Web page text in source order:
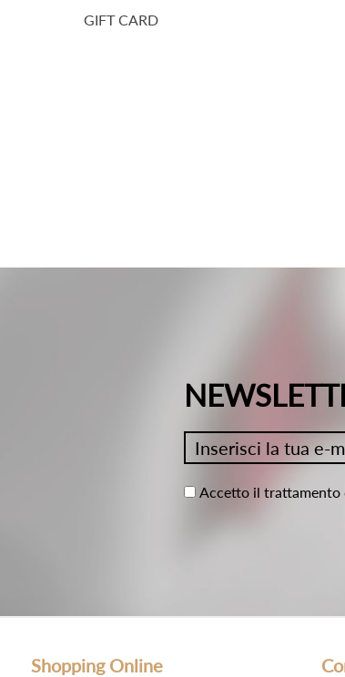
GIFT CARD
Accetto il trattamento
Shopping Online